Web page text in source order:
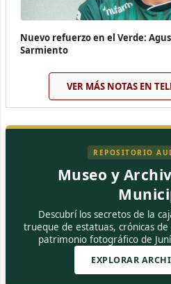
Nuevo refuerzo en el Verde:
Sarmiento
VER MÁS NOTAS EN
REPOSITORIO
Museo y
Descubrí los secretos de la
trueque de estatuas, crónicas
patrimonio fotográfico de
EXPLORAR